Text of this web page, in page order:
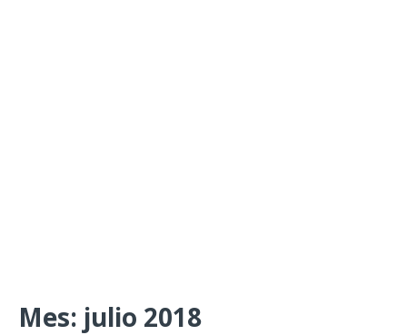
Mes: julio 2018